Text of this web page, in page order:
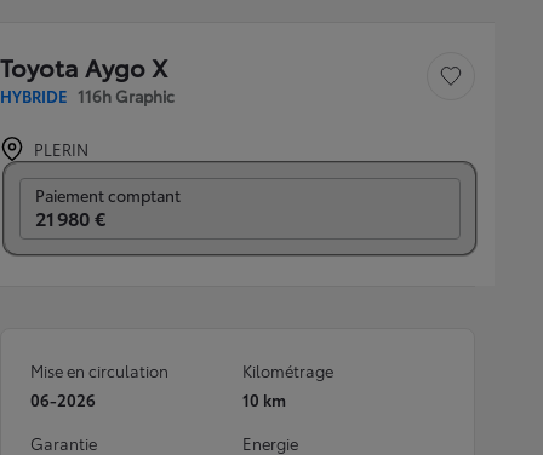
Toyota Aygo X
HYBRIDE 116h Graphic
Sauvegarder le
PLERIN
Paiement comptant
21 980 €
Mise en circulation
06-2026
Kilométrage
10 km
Garantie
Energie